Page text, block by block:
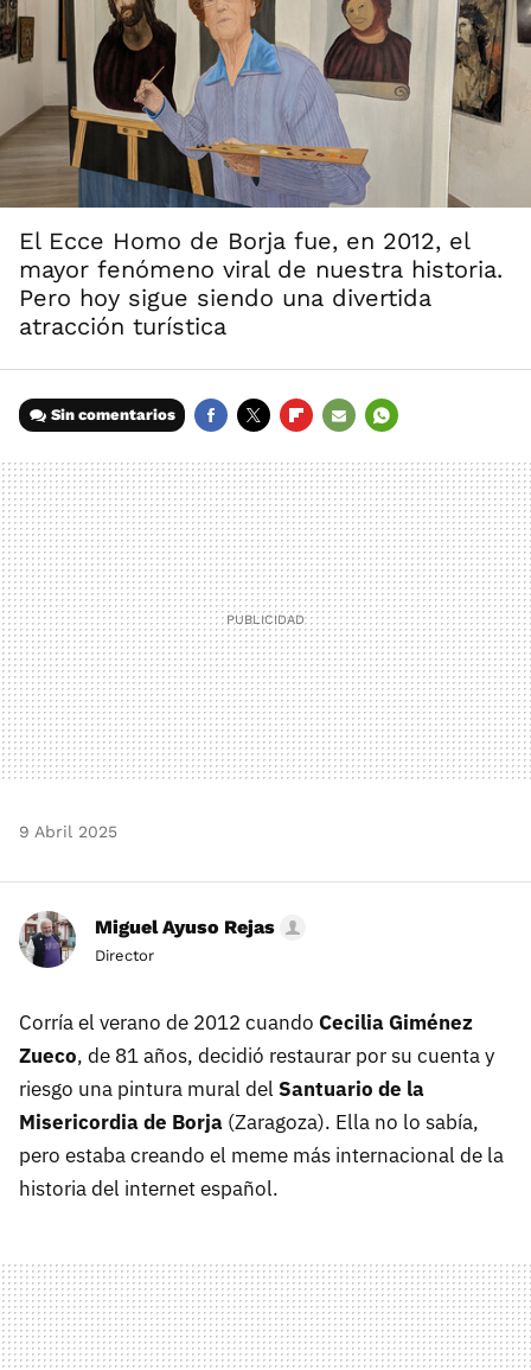
El Ecce Homo de Borja fue, en 2012, el
mayor fenómeno viral de nuestra historia.
Pero hoy sigue siendo una divertida
atracción turística
Sin comentarios
MAIL
9 Abril 2025
Miguel Ayuso Rejas
Director
Corría el verano de 2012 cuando Cecilia Giménez
Zueco, de 81 años, decidió restaurar por su cuenta y
riesgo una pintura mural del Santuario de la
Misericordia de Borja (Zaragoza). Ella no lo sabía,
pero estaba creando el meme más internacional de la
historia del internet español.